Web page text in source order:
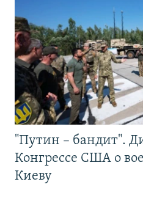
"Путин – бандит".
Конгрессе США о
Киеву